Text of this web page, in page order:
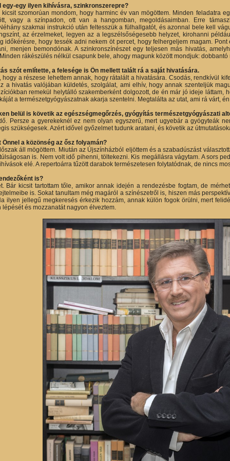
egy-egy ilyen kihívásra, szinkronszerepre?
kicsit szomorúan mondom, hogy harminc év van mögöttem. Minden feladatra
vagy a színpadon, ott van a hangomban, megoldásaimban. Erre
szakmai instrukció után feltesszük a fülhallgatót, és azonnal bele kell
az érzelmeket, legyen az a legszélsőségesebb helyzet, kirohanni
időkérésre, hogy tessék adni nekem öt percet, hogy felhergeljem magam.
menjen bemondónak. A szinkronszínészet egy teljesen más hivatás,
rákészülés nélkül csapunk bele, ahogy magunk között mondjuk: dobbantó
szót említette, a felesége is Ön mellett talált rá a saját hivatására.
hogy a részese lehettem annak, hogy rátalált a hivatására. Csodás, rendkívül
a hivatás valójában küldetés, szolgálat, ami elhív, hogy annak szenteljük
remekül helytálló szakemberként dolgozott, de én már jó ideje láttam,
a természetgyógyászatnak akarja szentelni. Megtalálta az utat, ami rá várt,
belül is követik az egészségmegőrzés, gyógyítás természetgyógyászati
Persze a gyerekeknél ez nem olyan egyszerű, mert ugyebár a gyógyteák
szükségesek. Azért idővel győzelmet tudunk aratani, és követik az
Önnel a közönség az ősz folyamán?
áll mögöttem. Miután az Újszínházból eljöttem és a szabadúszást
is. Nem volt idő pihenni, töltekezni. Kis megállásra vágytam. A sors
elé. A repertoárra tűzött darabok természetesen folytatódnak, de nincs
is?
Bár kicsit tartottam tőle, amikor annak idején a rendezésbe fogtam, de
is. Sokat tanultam még magáról a színészetről is, hiszen más
ilyen jellegű megkeresés érkezik hozzám, annak külön fogok örülni, mert
lépését és mozzanatát nagyon élveztem.